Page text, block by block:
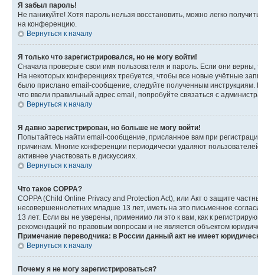
Я забыл пароль!
Не паникуйте! Хотя пароль нельзя восстановить, можно легко
на конференцию.
Вернуться к началу
Я только что зарегистрировался, но не могу войти!
Сначала проверьте свои имя пользователя и пароль. Если они
На некоторых конференциях требуется, чтобы все новые учётные
было прислано email-сообщение, следуйте полученным
что ввели правильный адрес email, попробуйте связаться с
Вернуться к началу
Я давно зарегистрирован, но больше не могу войти!
Попытайтесь найти email-сообщение, присланное вам при
причинам. Многие конференции периодически удаляют
активнее участвовать в дискуссиях.
Вернуться к началу
Что такое COPPA?
COPPA (Child Online Privacy and Protection Act), или Акт о защите
несовершеннолетних младше 13 лет, иметь на это письменное
13 лет. Если вы не уверены, применимо ли это к вам, как к
рекомендаций по правовым вопросам и не является объектом
Примечание переводчика: в России данный акт не имеет
Вернуться к началу
Почему я не могу зарегистрироваться?